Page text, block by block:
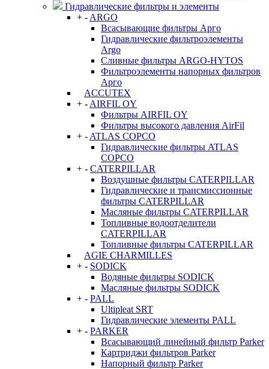
Гидравлические фильтры и элементы
+ - ARGO
Всасывающие фильтры Арго
Гидравлические фильтроэлементы
Argo
Сливные фильтры ARGO-HYTOS
Фильтроэлементы напорных фильтров
Арго
ACCUTEX
+ - AIRFIL OY
Фильтры AIRFIL OY
Фильтры высокого давления AirFil
+ - ATLAS COPCO
Гидравлические фильтры ATLAS
COPCO
+ - CATERPILLAR
Воздушные фильтры CATERPILLAR
Гидравлические и трансмиссионные
фильтры CATERPILLAR
Масляные фильтры CATERPILLAR
Топливные водоотделители
CATERPILLAR
Топливные фильтры CATERPILLAR
AGIE CHARMILLES
+ - SODICK
Водяные фильтры SODICK
Масляные фильтры SODICK
+ - PALL
Ultipleat SRT
Гидравлические элементы PALL
+ - PARKER
Всасывающий линейный фильтр Parker
Картриджи фильтров Parker
Напорный фильтр Parker